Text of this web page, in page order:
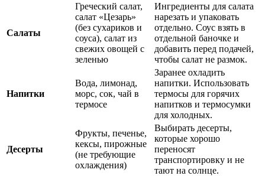
Салаты
Греческий салат,
салат «Цезарь»
(без сухариков и
соуса), салат из
свежих овощей с
зеленью
Ингредиенты для салата
нарезать и упаковать
отдельно. Соус взять в
отдельной баночке и
добавить перед подачей,
чтобы салат не размок.
Напитки
Вода, лимонад,
морс, сок, чай в
термосе
Заранее охладить
напитки. Использовать
термосы для горячих
напитков и термосумки
для холодных.
Десерты
Фрукты, печенье,
кексы, пирожные
(не требующие
охлаждения)
Выбирать десерты,
которые хорошо
переносят
транспортировку и не
тают на солнце.